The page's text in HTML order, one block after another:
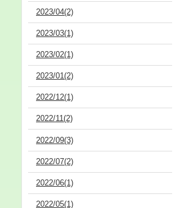
2023/04(2)
2023/03(1)
2023/02(1)
2023/01(2)
2022/12(1)
2022/11(2)
2022/09(3)
2022/07(2)
2022/06(1)
2022/05(1)